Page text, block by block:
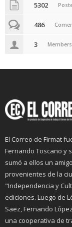
5302
486
3 Members
El Correo de Firmat
Fernando Toscano y
sumó a ellos un
provenientes de la
"Independencia y
ediciones. Luego de
Saez, Fernando
una cooperativa de